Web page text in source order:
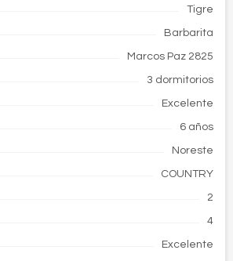
Tigre
Barbarita
Marcos Paz 2825
3 dormitorios
Excelente
6 años
Noreste
COUNTRY
2
4
Excelente